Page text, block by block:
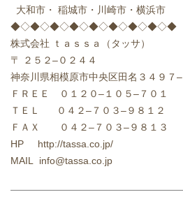
大和市・ 稲城市・川崎市・横浜市
◆◇◆◇◆◇◆◇◆◇◆◇◆◇◆◇◆
株式会社
ｔａｓｓａ（タッサ）
〒
２５２–０２４４
神奈川県相模原市中央区田名３４９７–
ＦＲＥＥ ０１２０– １０５– ７０１
ＴＥＬ
０４２– ７０３–９８１２
ＦＡＸ
０４２– ７０３–９８１３
HP http://tassa.co.jp/
MAIL info@tassa.co.jp